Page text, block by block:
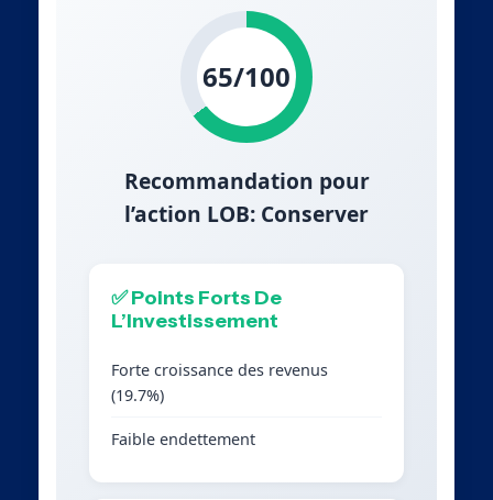
65/100
Recommandation pour
l’action LOB: Conserver
✅ Points Forts De
L’Investissement
Forte croissance des revenus
(19.7%)
Faible endettement